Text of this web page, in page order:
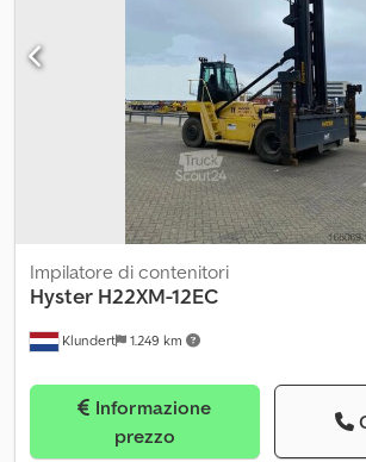
Klundert 1.249 km
Impilatore di contenitori
Hyster H22XM-12EC
prezzo